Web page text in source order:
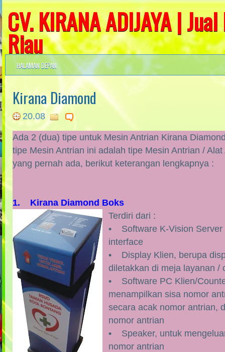
CV. KIRANA ADIJAYA |
Riau
PENJUALAN - SERVICE
Mesin Antrian Bank , Papan
Text, Running Teks, Mesin
Bahasa , TV Promosi /
Faksimille , Alarm Sistem ,
FINGERPRINT , Access
HALAMAN DEPAN
Kirana Diamond
20.08
Ada 2 (dua) tipe untuk Mesin Antrian Kirana
tipe Mesin Antrian ini adalah tipe Mesin Antrian /
yang pernah ada, berikut keterangan lengkapnya :
1. Kirana Diamond Boks
Terdiri dari :
• Software K-Vision Server
interface
• Display Klien, berupa
diletakkan di meja layanan /
• Software PC Klien/
menampilkan sisa nomor
secara acak nomor antrian,
nomor antrian
• Speaker, untuk
nomor antrian